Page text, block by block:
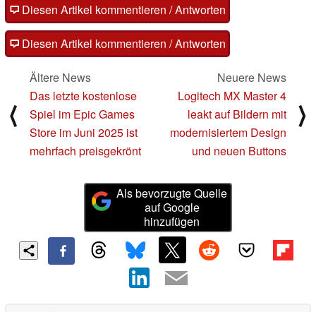
Diesen Artikel kommentieren / Antworten
Diesen Artikel kommentieren / Antworten
⟨
Ältere News
Das letzte kostenlose
Spiel im Epic Games
Store im Juni 2025 ist
mehrfach preisgekrönt
Neuere News
Logitech MX Master 4
leakt auf Bildern mit
modernisiertem Design
und neuen Buttons
⟩
Als bevorzugte Quelle
auf Google
hinzufügen